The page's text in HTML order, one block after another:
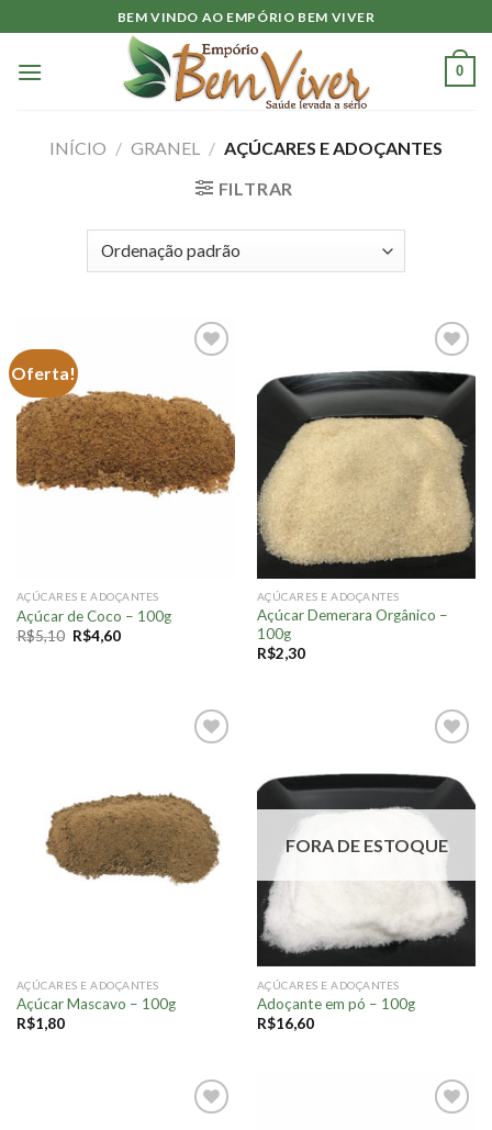
to
content
BEM VINDO AO EMPÓRIO BEM VIVER
0
INÍCIO / GRANEL / AÇÚCARES E ADOÇANTES
FILTRAR
Oferta!
AÇÚCARES E ADOÇANTES
Açúcar de Coco – 100g
R$5,10 R$4,60
Adicionar
AÇÚCARES E ADOÇANTES
Açúcar Demerara Orgânico –
100g
R$2,30
AÇÚCARES E ADOÇANTES
Açúcar Mascavo – 100g
R$1,80
à lista.
FORA DE ESTOQUE
AÇÚCARES E ADOÇANTES
Adoçante em pó – 100g
R$16,60